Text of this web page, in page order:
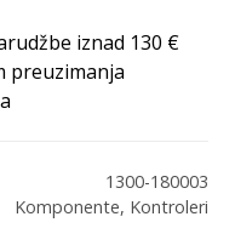
iznad 130 €
preuzimanja
1300-180003
Komponente, Kontroleri